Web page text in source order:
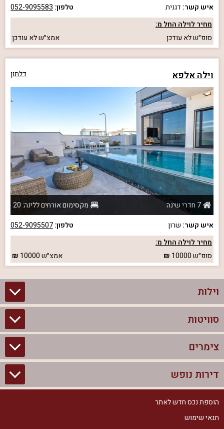
איש קשר: דגנית טלפון: 052-9095583
מחיר לוילה החל מ:
סופ״שלא עודכן אמצ״שלא עודכן
וילה אלפא דלתון
7 חדרי שינה
מקסימום אורחים ללינה: 20
איש קשר: שרון טלפון:052-9095507
מחיר לוילה החל מ:
סופ״ש10000 אמצ״ש10000
וילות
וילות בצפון
וילות להשכרה
וילות למסיבת רווקים
סוויטות
סוויטות בצפון
צימרים לזוגות עם בריכה פרטית
צימרים יוקרתיים
צימרים
צימרים בצפון
צימרים לזוגות
צימרים למשפחות
דירות נופש
דירות נופש בצפון
הוספת נכס חדש לאתר
תנאי שימוש